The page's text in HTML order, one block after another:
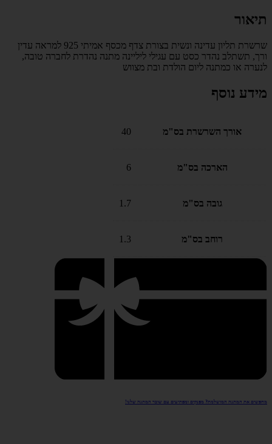
תיאור
שרשרת תליון עדינה ונשית בצורת צדף מכסף אמיתי 925 למראה עדין
ורך, תשתלב נהדר כסט עם עגילי ליליינה מתנה נהדרת לחברה טובה,
לנערה או כמתנה ליום הולדת ובת מצווש
מידע נוסף
אורך השרשרת בס"מ 40
הארכה בס"מ 6
גובה בס"מ 1.7
רוחב בס"מ 1.3
מחפשים את המתנה המושלמת? מפנקים ומפתיעים עם שובר המתנה שלנו!